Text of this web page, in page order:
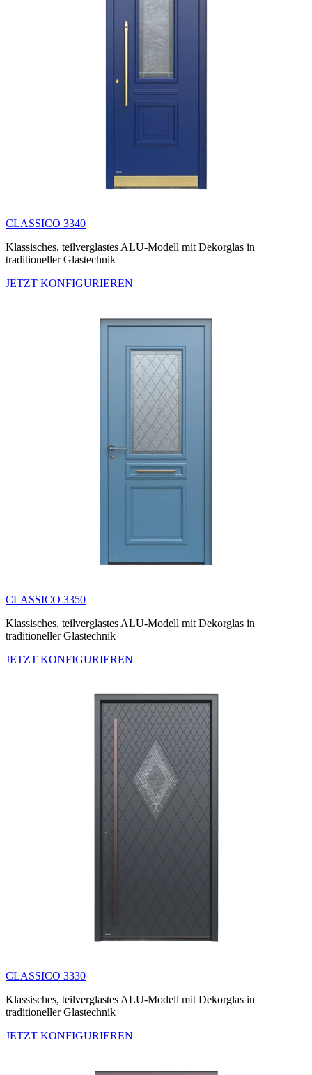
CLASSICO 3340
Klassisches, teilverglastes ALU-Modell mit Dekorglas in
traditioneller Glastechnik
JETZT KONFIGURIEREN
CLASSICO 3350
Klassisches, teilverglastes ALU-Modell mit Dekorglas in
traditioneller Glastechnik
JETZT KONFIGURIEREN
CLASSICO 3330
Klassisches, teilverglastes ALU-Modell mit Dekorglas in
traditioneller Glastechnik
JETZT KONFIGURIEREN